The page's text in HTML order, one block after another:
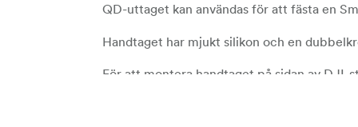
QD-uttaget kan användas för att fästa en
Handtaget har mjukt silikon och en
För att montera handtaget på sidan av